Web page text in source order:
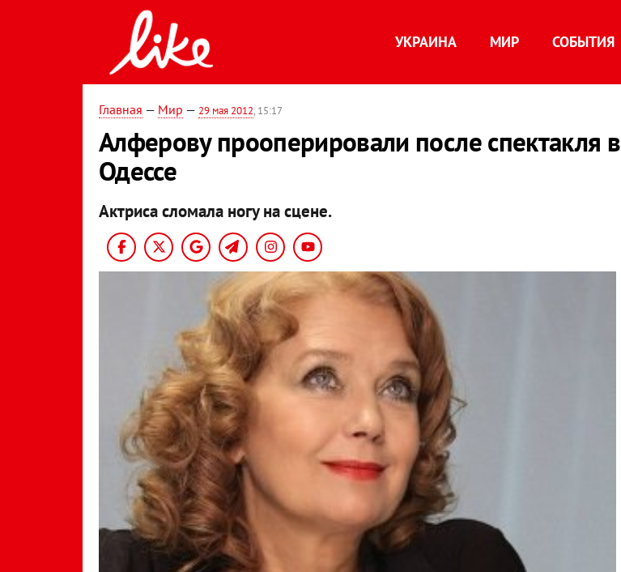
УКРАИНА МИР СОБЫТИЯ
Главная — Мир — 29 мая 2012, 15:17
Алферову прооперировали после спектакля в
Одессе
Актриса сломала ногу на сцене.